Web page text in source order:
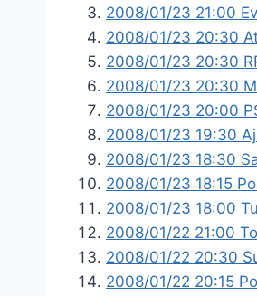
2008/01/23 21:00
2008/01/23 20:30
2008/01/23 20:30
2008/01/23 20:30
2008/01/23 20:00
2008/01/23 19:30
2008/01/23 18:30
2008/01/23 18:15
2008/01/23 18:00
2008/01/22 21:00
2008/01/22 20:30
2008/01/22 20:15